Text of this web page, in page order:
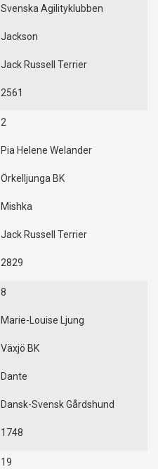
Svenska Agilityklubben
Jackson
Jack Russell Terrier
2561
2
Pia Helene Welander
Örkelljunga BK
Mishka
Jack Russell Terrier
2829
8
Marie-Louise Ljung
Växjö BK
Dante
Dansk-Svensk Gårdshund
1748
19